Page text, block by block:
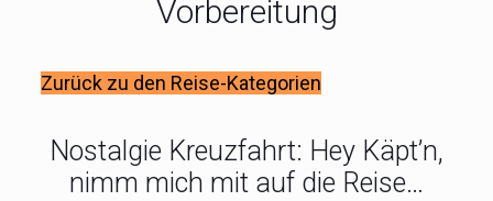
Vorbereitung
Zurück zu den Reise-Kategorien
Nostalgie Kreuzfahrt: Hey Käpt’n,
nimm mich mit auf die Reise…